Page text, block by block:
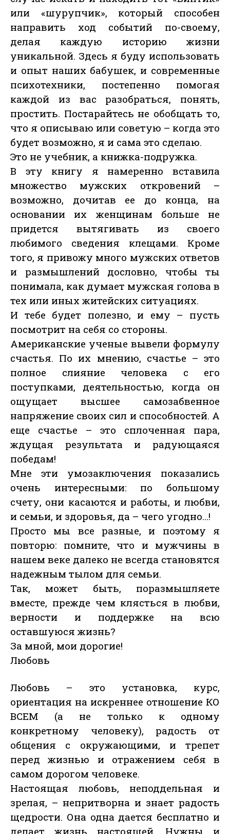
или «шурупчик», который способен
направить ход событий по-своему,
делая каждую историю жизни
уникальной. Здесь я буду использовать
и опыт наших бабушек, и современные
психотехники, постепенно помогая
каждой из вас разобраться, понять,
простить. Постарайтесь не обобщать то,
что я описываю или советую – когда это
будет возможно, я и сама это сделаю.
Это не учебник, а книжка-подружка.
В эту книгу я намеренно вставила
множество мужских откровений –
возможно, дочитав ее до конца, на
основании их женщинам больше не
придется вытягивать из своего
любимого сведения клещами. Кроме
того, я привожу много мужских ответов
и размышлений дословно, чтобы ты
понимала, как думает мужская голова в
тех или иных житейских ситуациях.
И тебе будет полезно, и ему – пусть
посмотрит на себя со стороны.
Американские ученые вывели формулу
счастья. По их мнению, счастье – это
полное слияние человека с его
поступками, деятельностью, когда он
ощущает высшее самозабвенное
напряжение своих сил и способностей. А
еще счастье – это сплоченная пара,
ждущая результата и радующаяся
победам!
Мне эти умозаключения показались
очень интересными: по большому
счету, они касаются и работы, и любви,
и семьи, и здоровья, да – чего угодно…!
Просто мы все разные, и поэтому я
повторю: помните, что и мужчины в
нашем веке далеко не всегда становятся
надежным тылом для семьи.
Так, может быть, поразмышляете
вместе, прежде чем клясться в любви,
верности и поддержке на всю
оставшуюся жизнь?
За мной, мои дорогие!
Любовь
Любовь – это установка, курс,
ориентация на искреннее отношение КО
ВСЕМ (а не только к одному
конкретному человеку), радость от
общения с окружающими, и трепет
перед жизнью и отражением себя в
самом дорогом человеке.
Настоящая любовь, неподдельная и
зрелая, – непритворна и знает радость
щедрости. Она одна дается бесплатно и
делает жизнь настоящей. Нужны и